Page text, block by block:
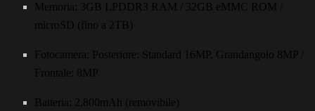
Memoria: 3GB LPDDR3 RAM / 32GB eMMC ROM /
microSD (fino a 2TB)
Fotocamera : Posteriore: Standard 16MP, Grandangolo 8MP /
Frontale: 8MP
Batteria: 2,800mAh (removibile)